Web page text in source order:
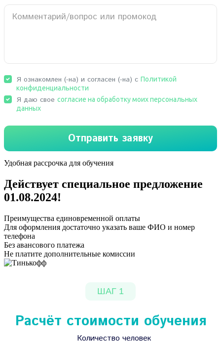
Удобная рассрочка для обучения
Действует специальное предложение
01.08.2024!
Преимущества единовременной оплаты
Для оформления достаточно указать ваше ФИО и номер
телефона
Без авансового платежа
Не платите дополнительные комиссии